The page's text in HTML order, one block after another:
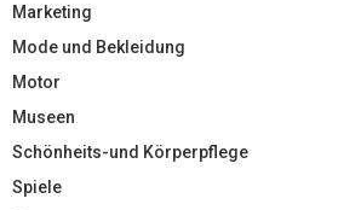
Marketing
Mode und Bekleidung
Motor
Museen
Schönheits-und Körperpflege
Spiele